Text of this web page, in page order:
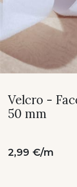
Velcro -
50 mm
2,99 €/m